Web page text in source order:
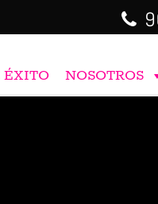
ÉXITO NOSOTROS